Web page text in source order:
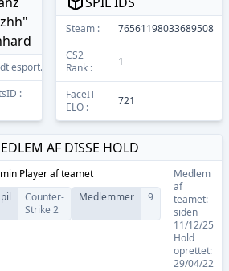
esport.dk
11/12/2025
:
13853
Steam :
76561198033689508
CS2
Rank :
1
FaceIT
ELO :
721
AF DISSE HOLD
Playeraf teamet
Counter-
Strike 2
Medlemmer 9
Medlem
af
teamet:
siden
11/12/25
Hold
oprettet:
29/04/22